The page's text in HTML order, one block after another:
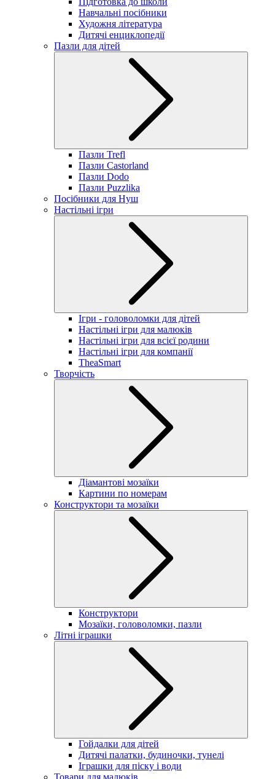
Навчальні посібники
Художня література
Дитячі енциклопедії
Пазли для дітей
Пазли Trefl
Пазли Castorland
Пазли Dodo
Пазли Puzzlika
Посібники для Нуш
Настільні ігри
Ігри - головоломки для дітей
Настільні ігри для малюків
Настільні ігри для всієї родини
Настільні ігри для компанії
TheaSmart
Творчість
Діамантові мозаїки
Картини по номерам
Конструктори та мозаїки
Конструктори
Мозаїки, головоломки, пазли
Літні іграшки
Гойдалки для дітей
Дитячі палатки, будиночки, тунелі
Іграшки для піску і води
Товари для малюків